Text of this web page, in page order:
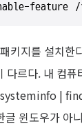
feature
키지를 설치한
다르다. 내 컴퓨
systeminfo |
글 윈도우가